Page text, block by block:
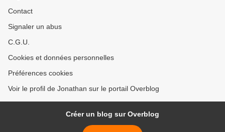
Contact
Signaler un abus
C.G.U.
Cookies et données personnelles
Préférences cookies
Voir le profil de Jonathan sur le portail Overblog
Créer un blog sur Overblog